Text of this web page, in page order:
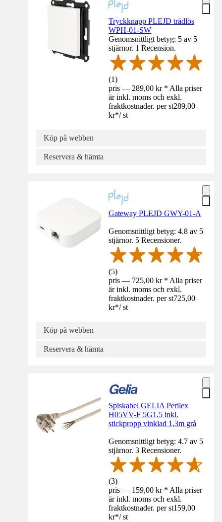
Tryckknapp PLEJD trådlös
WPH-01-SW
Genomsnittligt betyg: 5 av 5
stjärnor. 1 Recension.
(1)
pris — 289,00 kr * Alla priser
är inkl. moms och exkl.
fraktkostnader. per st289,00
kr*/ st
Köp på webben
Reservera & hämta
Gateway PLEJD GWY-01-A
Genomsnittligt betyg: 4.8 av 5
stjärnor. 5 Recensioner.
(5)
pris — 725,00 kr * Alla priser
är inkl. moms och exkl.
fraktkostnader. per st725,00
kr*/ st
Köp på webben
Reservera & hämta
Spiskabel GELIA Perilex
H05VV-F 5G1,5 inkl.
stickpropp vinklad 1,3m grå
Genomsnittligt betyg: 4.7 av 5
stjärnor. 3 Recensioner.
(3)
pris — 159,00 kr * Alla priser
är inkl. moms och exkl.
fraktkostnader. per st159,00
kr*/ st